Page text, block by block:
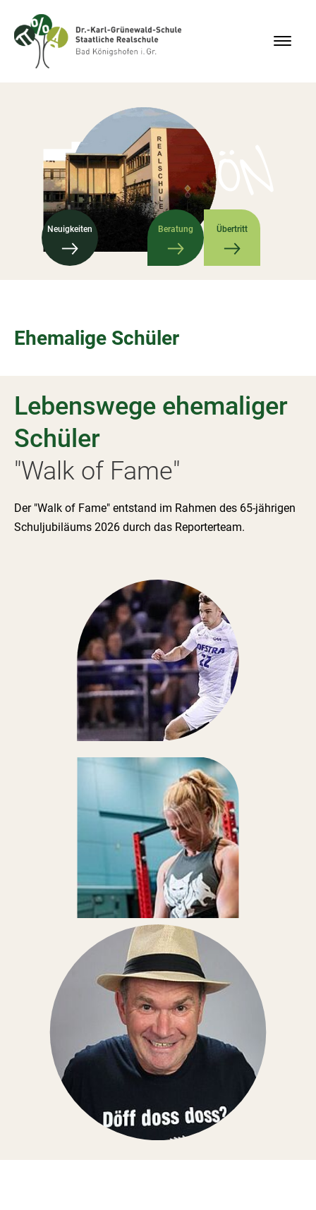
Neuigkeiten Beratung Übertritt
Ehemalige Schüler
Lebenswege ehemaliger
Schüler
"Walk of Fame"
Der "Walk of Fame" entstand im Rahmen des 65-jährigen
Schuljubiläums 2026 durch das Reporterteam.